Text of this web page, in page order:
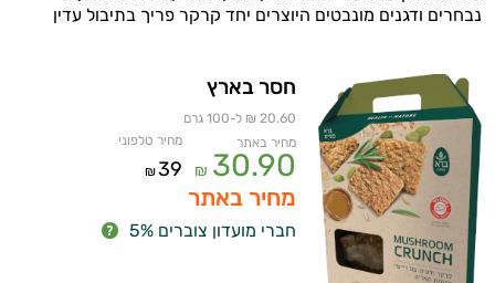
נבחרים ודגנים מונבטים היוצרים יחד קרקר פריך בתיבול עדין
חסר בארץ
20.60 ₪ ל-100 גרם
מחיר באתר
30.90
₪
מחיר טלפוני
39
₪
מחיר באתר
חברי מועדון צוברים 5%